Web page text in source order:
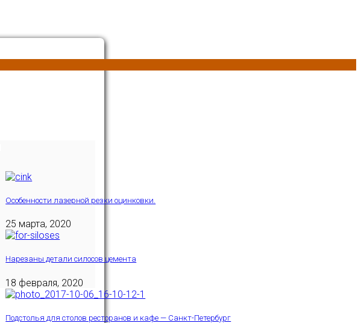
Особенности лазерной резки оцинковки.
25 марта, 2020
Нарезаны детали силосов цемента
18 февраля, 2020
Подстолья для столов ресторанов и кафе — Санкт-Петербург